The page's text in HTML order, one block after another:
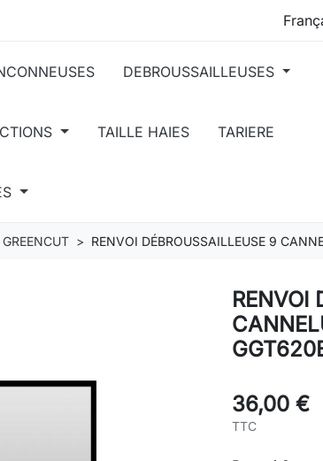
DEBROUSSAILLEUSES
TAILLE HAIES TARIERE
GREENCUT RENVOI DÉBROUSSAILLEUSE 9
RENVOI
36,00 €
TTC